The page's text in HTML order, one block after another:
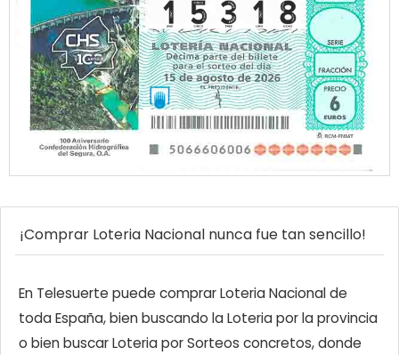
¡Comprar Loteria Nacional nunca fue tan sencillo!
En Telesuerte puede comprar Loteria Nacional de
toda España, bien buscando la Loteria por la provincia
o bien buscar Loteria por Sorteos concretos, donde